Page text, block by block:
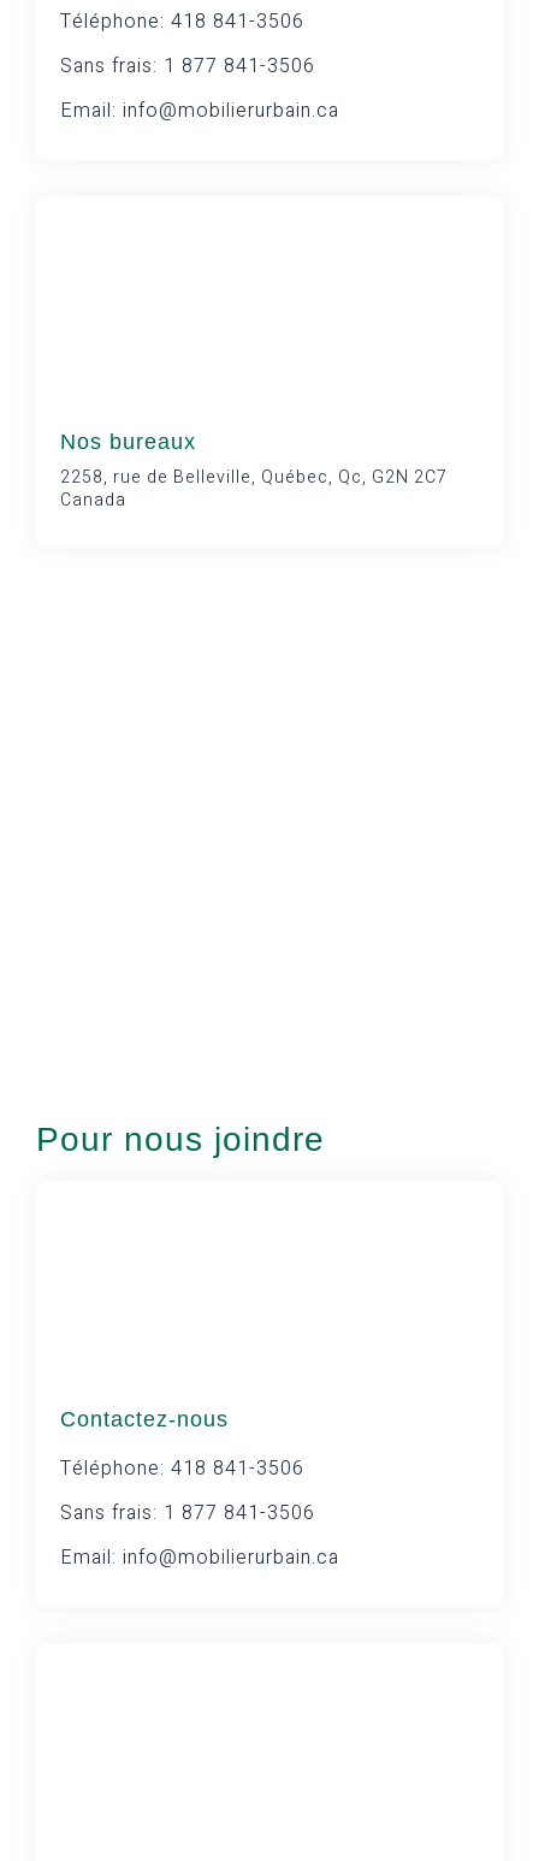
Téléphone: 418 841-3506
Sans frais: 1 877 841-3506
Email: info@mobilierurbain.ca
Nos bureaux
2258, rue de Belleville, Québec, Qc, G2N 2C7
Canada
Pour nous joindre
Contactez-nous
Téléphone: 418 841-3506
Sans frais: 1 877 841-3506
Email: info@mobilierurbain.ca